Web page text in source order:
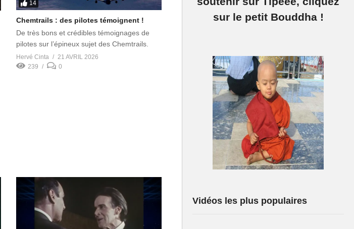
14
Chemtrails : des pilotes témoignent !
De très bons et crédibles témoignages de
pilotes sur l’épineux sujet des Chemtrails.
Hervé Cinta
21 AVRIL 2026
239
0
sur le petit Bouddha !
Vidéos les plus populaires